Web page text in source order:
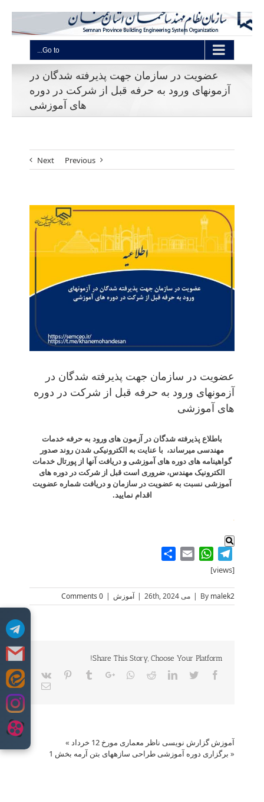
Go to...
عضویت در سازمان جهت پذیرفته شدگان در
آزمونهای ورود به حرفه قبل از شرکت در دوره
های آموزشی
Previous
Next
View
Larger
Image
عضویت در سازمان جهت پذیرفته شدگان در
آزمونهای ورود به حرفه قبل از شرکت در دوره
های آموزشی
باطلاع پذیرفته شدگان در آزمون های ورود به حرفه خدمات
مهندسی می­رساند، با عنایت به الکترونیکی شدن روند صدور
گواهینامه های دوره های آموزشی و دریافت آنها از پورتال خدمات
الکترونیک مهندس، ضروری است قبل از شرکت در دوره های
آموزشی نسبت به عضویت در سازمان و دریافت شماره عضویت
اقدام نمایید.
.
Telegram
WhatsApp
Email
[views]
By malek2
| می 26th, 2024 | آموزش |
0 Comments
Share This Story, Choose Your Platform!
Facebook
Twitter
LinkedIn
Reddit
Whatsapp
Google+
Tumblr
Pinterest
Vk
Email
آموزش گزارش نویسی ناظر معماری مورخ 12 خرداد
»
« برگزاری دوره آموزشی طراحی سازه­های بتن آرمه بخش 1